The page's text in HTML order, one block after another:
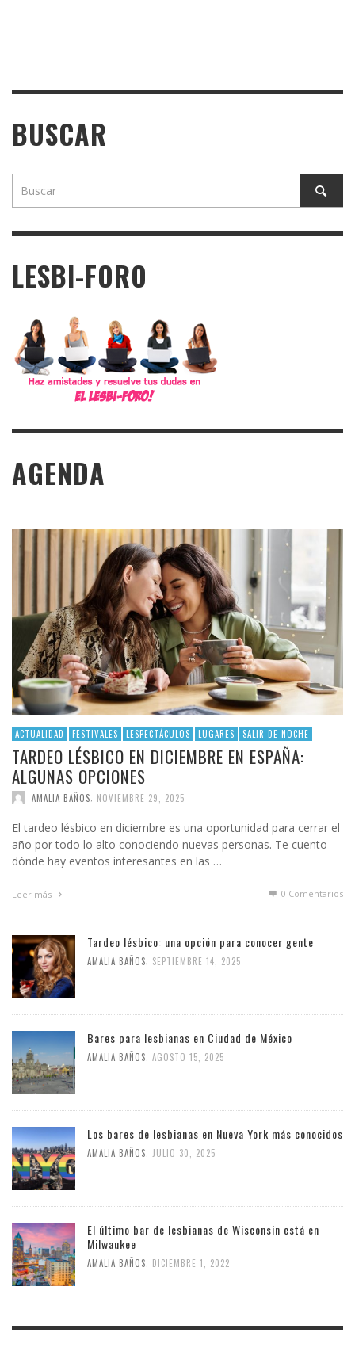
BUSCAR
LESBI-FORO
AGENDA
ACTUALIDAD FESTIVALES LESPECTÁCULOS LUGARES SALIR DE NOCHE
TARDEO LÉSBICO EN DICIEMBRE EN ESPAÑA:
ALGUNAS OPCIONES
AMALIA BAÑOS NOVIEMBRE 29, 2025
El tardeo lésbico en diciembre es una oportunidad para cerrar el
año por todo lo alto conociendo nuevas personas. Te cuento
dónde hay eventos interesantes en las …
Leer más 0 Comentarios
Tardeo lésbico: una opción para conocer gente
AMALIA BAÑOS, SEPTIEMBRE 14, 2025
Bares para lesbianas en Ciudad de México
AMALIA BAÑOS, AGOSTO 15, 2025
Los bares de lesbianas en Nueva York más conocidos
AMALIA BAÑOS, JULIO 30, 2025
El último bar de lesbianas de Wisconsin está en
Milwaukee
AMALIA BAÑOS, DICIEMBRE 1, 2022